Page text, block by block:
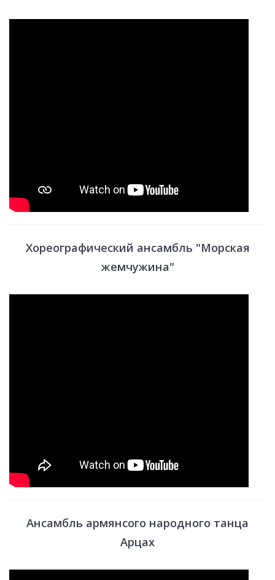
Хореографический ансамбль "Морская
жемчужина"
Ансамбль армянсого народного танца
Арцах